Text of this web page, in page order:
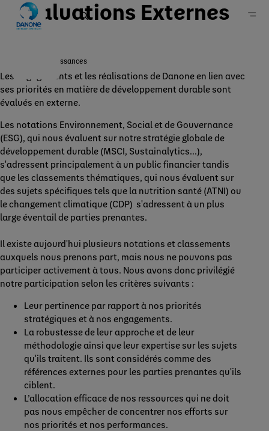
Accueil
Engagements
Reconnaissances
Évaluations Externes
Les engagements et les réalisations de Danone en lien avec
ses priorités en matière de développement durable sont
évalués en externe.
Les notations Environnement, Social et de Gouvernance
(ESG), qui nous évaluent sur notre stratégie globale de
développement durable (MSCI, Sustainalytics...),
s'adressent principalement à un public financier tandis
que les classements thématiques, qui nous évaluent sur
des sujets spécifiques tels que la nutrition santé (ATNI) ou
le changement climatique (CDP) s'adressent à un plus
large éventail de parties prenantes.
Il existe aujourd'hui plusieurs notations et classements
auxquels nous prenons part, mais nous ne pouvons pas
participer activement à tous. Nous avons donc privilégié
notre participation selon les critères suivants :
Leur pertinence par rapport à nos priorités
stratégiques et à nos engagements.
La robustesse de leur approche et de leur
méthodologie ainsi que leur expertise sur les sujets
qu'ils traitent. Ils sont considérés comme des
références externes pour les parties prenantes qu'ils
ciblent.
L’allocation efficace de nos ressources qui ne doit
pas nous empêcher de concentrer nos efforts sur
nos priorités et nos performances.